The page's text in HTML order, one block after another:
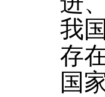
我
存
国